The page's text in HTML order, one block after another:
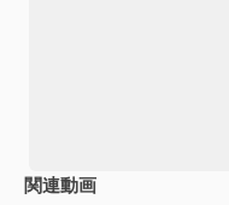
関連動画